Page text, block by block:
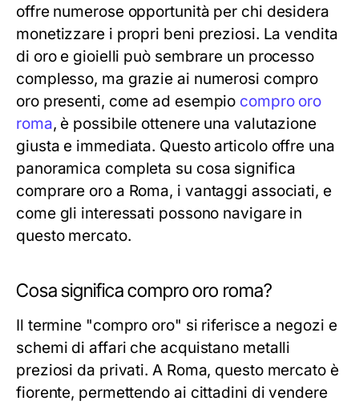
offre numerose opportunità per chi desidera
monetizzare i propri beni preziosi. La vendita
di oro e gioielli può sembrare un processo
complesso, ma grazie ai numerosi compro
oro presenti, come ad esempio compro oro
roma, è possibile ottenere una valutazione
giusta e immediata. Questo articolo offre una
panoramica completa su cosa significa
comprare oro a Roma, i vantaggi associati, e
come gli interessati possono navigare in
questo mercato.
Cosa significa compro oro roma?
Il termine "compro oro" si riferisce a negozi e
schemi di affari che acquistano metalli
preziosi da privati. A Roma, questo mercato è
fiorente, permettendo ai cittadini di vendere